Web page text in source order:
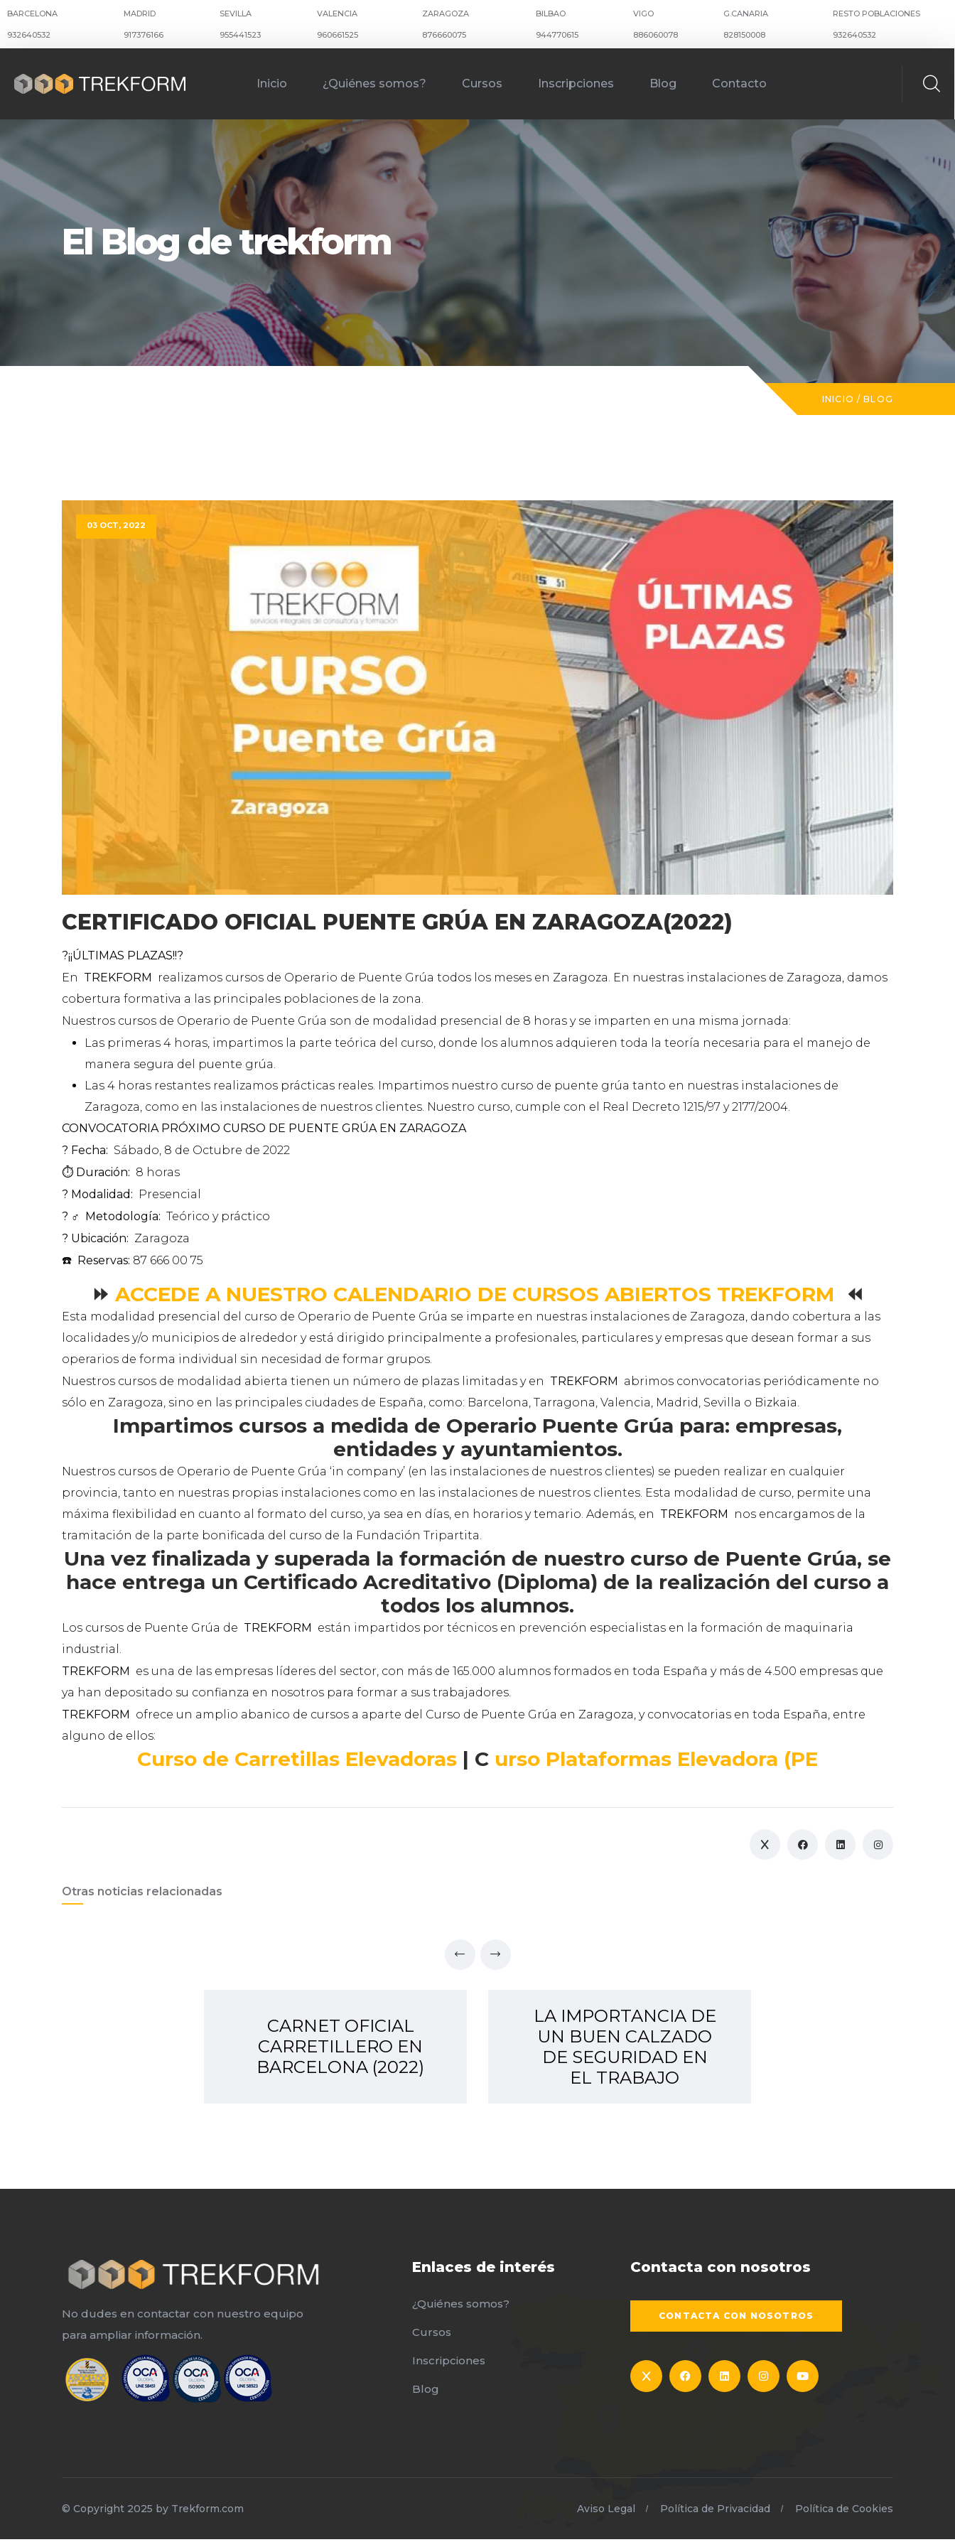
BARCELONA
932640532
MADRID
917376166
SEVILLA
955441523
VALENCIA
960661525
ZARAGOZA
876660075
BILBAO
944770615
VIGO
886060078
G.CANARIA
828150008
RESTO POBLACIONES
932640532
Inicio ¿Quiénes somos? Cursos Inscripciones Blog Contacto
El Blog de trekform
INICIO / BLOG
03 OCT, 2022
CERTIFICADO OFICIAL PUENTE GRÚA EN ZARAGOZA(2022)
?¡¡ÚLTIMAS PLAZAS!!?
En TREKFORM
realizamos cursos de Operario de Puente Grúa todos los meses en Zaragoza. En nuestras instalaciones de Zaragoza, damos
cobertura formativa a las principales poblaciones de la zona.
Nuestros cursos de Operario de Puente Grúa son de modalidad presencial de 8 horas y se imparten en una misma jornada:
Las primeras 4 horas, impartimos la parte teórica del curso, donde los alumnos adquieren toda la teoría necesaria para el manejo de
manera segura del puente grúa.
Las 4 horas restantes realizamos prácticas reales. Impartimos nuestro curso de puente grúa tanto en nuestras instalaciones de
Zaragoza, como en las instalaciones de nuestros clientes. Nuestro curso, cumple con el Real Decreto 1215/97 y 2177/2004.
CONVOCATORIA PRÓXIMO CURSO DE PUENTE GRÚA EN ZARAGOZA
? Fecha: Sábado, 8 de Octubre de 2022
⏱️ Duración: 8 horas
? Modalidad: Presencial
?
Metodología: Teórico y práctico
? Ubicación: Zaragoza
☎️ Reservas: 87 666 00 75
⏩ ACCEDE A NUESTRO CALENDARIO DE CURSOS ABIERTOS TREKFORM ⏪
Esta modalidad presencial del curso de Operario de Puente Grúa se imparte en nuestras instalaciones de Zaragoza, dando cobertura a las
localidades y/o municipios de alrededor y está dirigido principalmente a profesionales, particulares y empresas que desean formar a sus
operarios de forma individual sin necesidad de formar grupos.
Nuestros cursos de modalidad abierta tienen un número de plazas limitadas y en TREKFORM
abrimos convocatorias periódicamente no
sólo en Zaragoza, sino en las principales ciudades de España, como: Barcelona, Tarragona, Valencia, Madrid, Sevilla o Bizkaia.
Impartimos cursos a medida de Operario Puente Grúa para: empresas,
entidades y ayuntamientos.
Nuestros cursos de Operario de Puente Grúa ‘in company’ (en las instalaciones de nuestros clientes) se pueden realizar en cualquier
provincia, tanto en nuestras propias instalaciones como en las instalaciones de nuestros clientes. Esta modalidad de curso, permite una
máxima flexibilidad en cuanto al formato del curso, ya sea en días, en horarios y temario. Además, en TREKFORM
nos encargamos de la
tramitación de la parte bonificada del curso de la Fundación Tripartita.
Una vez finalizada y superada la formación de nuestro curso de Puente Grúa, se
hace entrega un Certificado Acreditativo (Diploma) de la realización del curso a
todos los alumnos.
Los cursos de Puente Grúa de TREKFORM
están impartidos por técnicos en prevención especialistas en la formación de maquinaria
industrial.
TREKFORM
es una de las empresas líderes del sector, con más de 165.000 alumnos formados en toda España y más de 4.500 empresas que
ya han depositado su confianza en nosotros para formar a sus trabajadores.
TREKFORM
ofrece un amplio abanico de cursos a aparte del Curso de Puente Grúa en Zaragoza, y convocatorias en toda España, entre
alguno de ellos:
Curso de Carretillas Elevadoras | C urso Plataformas Elevadora (PE
Otras noticias relacionadas
CARNET OFICIAL
CARRETILLERO EN
BARCELONA (2022)
LA IMPORTANCIA DE
UN BUEN CALZADO
DE SEGURIDAD EN
EL TRABAJO
No dudes en contactar con nuestro equipo
para ampliar información.
Enlaces de interés
¿Quiénes somos?
Cursos
Inscripciones
Blog
Contacta con nosotros
CONTACTA CON NOSOTROS
© Copyright 2025 by Trekform.com Aviso Legal Política de Privacidad Política de Cookies